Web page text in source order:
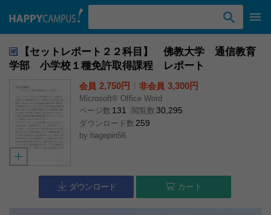
【セットレポート２２科目】 佛教大学 通信教育
学部 小学校１種免許取得課程 レポート
会員 2,750円 非会員 3,300円
Microsoft® Office Word
ページ数 131 閲覧数 30,295
ダウンロード数 259
by hagepin56
ダウンロード カート